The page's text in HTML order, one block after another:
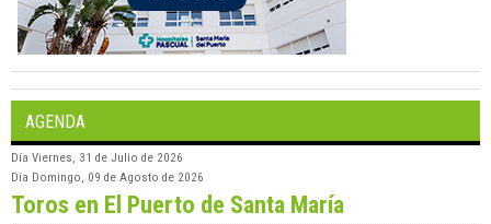
AGENDA
Día Viernes, 31 de Julio de 2026
Día Domingo, 09 de Agosto de 2026
Toros en El Puerto de Santa María